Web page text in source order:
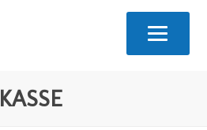
KASSE